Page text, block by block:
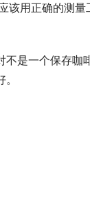
该用正确的测量
不是一个保存咖